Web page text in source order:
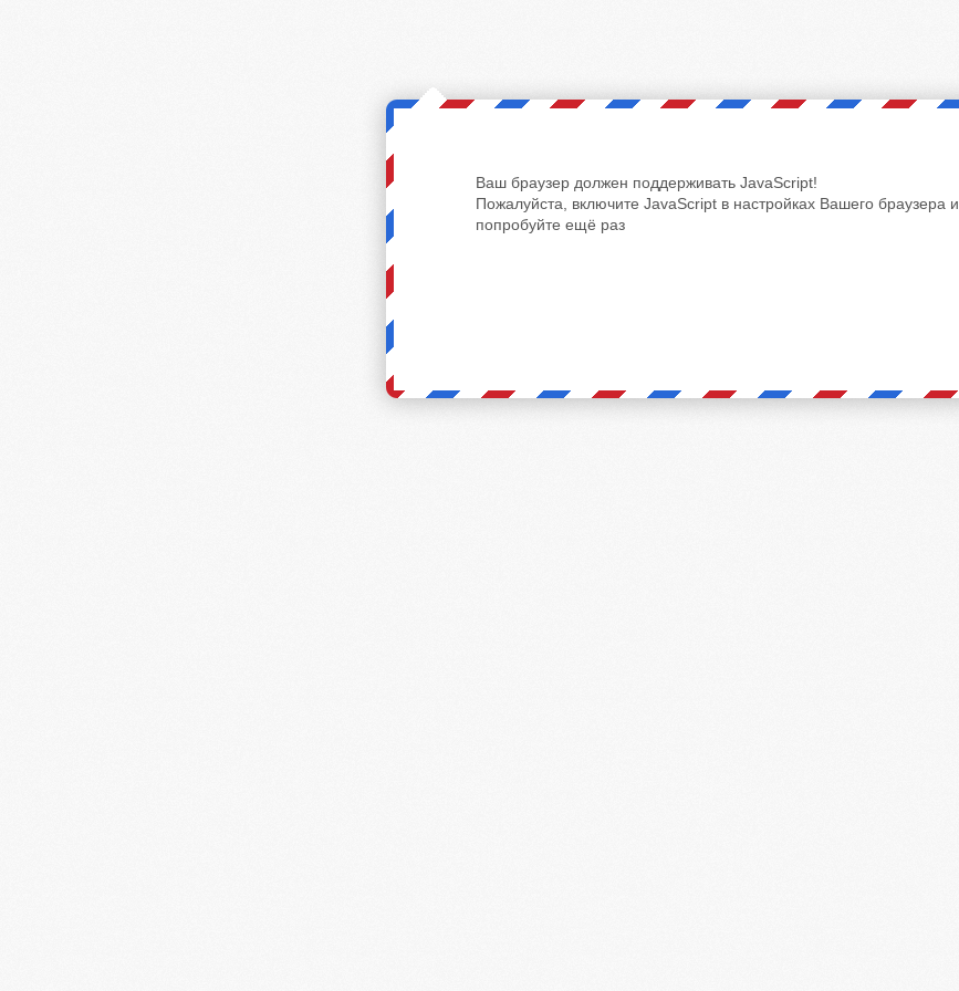
Ваш браузер должен поддерживать JavaScript!
Пожалуйста, включите JavaScript в настройках Вашего браузера и
попробуйте ещё раз